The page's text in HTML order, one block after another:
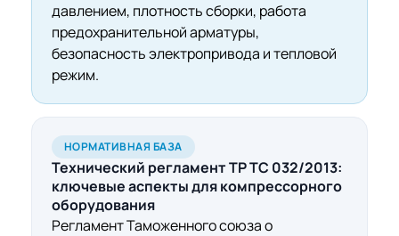
давлением, плотность сборки, работа
предохранительной арматуры,
безопасность электропривода и тепловой
режим.
НОРМАТИВНАЯ БАЗА
Технический регламент ТР ТС 032/2013:
ключевые аспектыдля компрессорного
оборудования
Регламент Таможенного союза о